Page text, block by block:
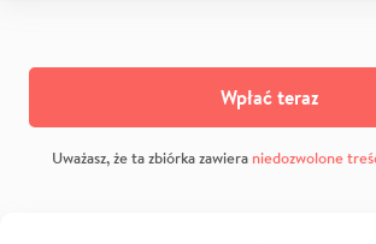
Wpłać teraz
Uważasz, że ta zbiórka zawiera niedozwolone